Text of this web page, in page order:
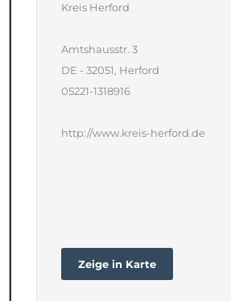
Kreis Herford
Amtshausstr. 3
DE - 32051, Herford
05221-1318916
http://www.kreis-herford.de
Zeige in Karte